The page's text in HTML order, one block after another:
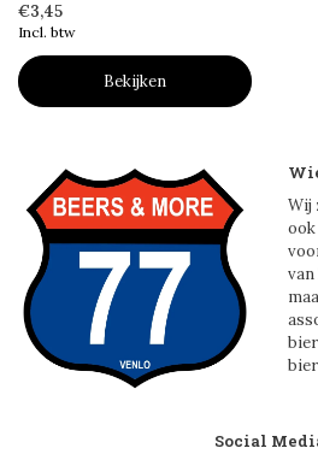
€3,45
Incl. btw
Bekijken
Wij
Social